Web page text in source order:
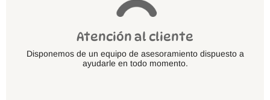
Atención al cliente
Disponemos de un equipo de asesoramiento dispuesto a
ayudarle en todo momento.